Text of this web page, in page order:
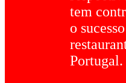
tem
o
Portugal.